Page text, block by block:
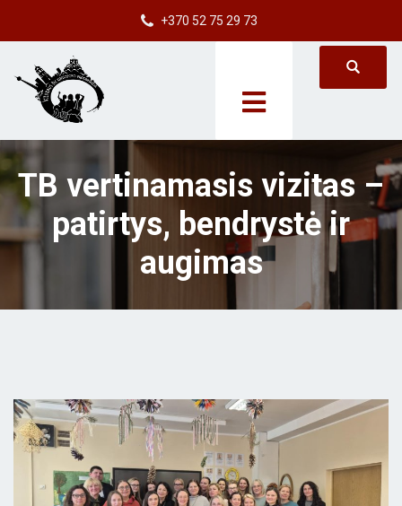
+370 52 75 29 73
TB vertinamasis vizitas –
patirtys, bendrystė ir
augimas